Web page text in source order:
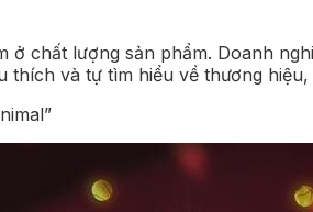
ở chất lượng sản phẩm. Doanh
thích và tự tìm hiểu về thương